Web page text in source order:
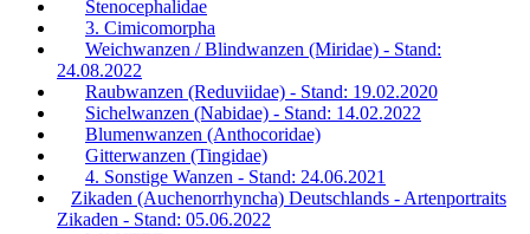
Stenocephalidae
3. Cimicomorpha
Weichwanzen / Blindwanzen (Miridae) - Stand:
24.08.2022
Raubwanzen (Reduviidae) - Stand: 19.02.2020
Sichelwanzen (Nabidae) - Stand: 14.02.2022
Blumenwanzen (Anthocoridae)
Gitterwanzen (Tingidae)
4. Sonstige Wanzen - Stand: 24.06.2021
Zikaden (Auchenorrhyncha) Deutschlands - Artenportraits
Zikaden - Stand: 05.06.2022